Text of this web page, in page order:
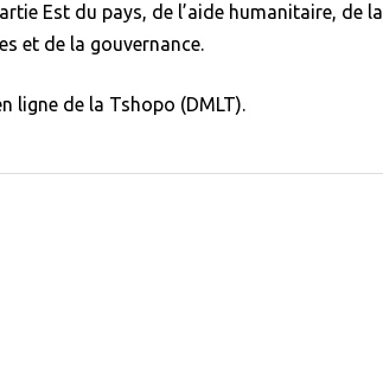
Est du pays, de l’aide humanitaire, de la
et de la gouvernance.
ligne de la Tshopo (DMLT).